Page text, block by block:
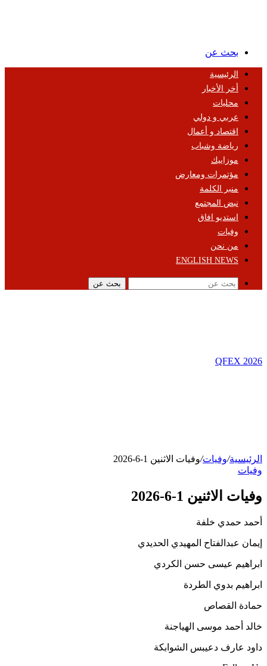
بحث عن
الرئيسية
أخر الأخبار
محليات
عربي و دولي
اقتصاد و أعمال
رياضة وشباب
موزاييك
مؤتمرات ومعارض
منبر الكلمة
نبض المجتمع
استديو افاق
وفيات
من نحن
ENGLISH NEWS
بحث عن
QFEX 2026
الرئيسية/وفيات/وفيات الاثنين 1-6-2026
وفيات
وفيات الاثنين 1-6-2026
أحمد حمدي خلفة
إيمان عبدالفتاح المهيدي الحديدي
ابراهيم عيسى حسن الكردي
ابراهيم بدوي الطردة
حمادة القصاص
خالد أحمد موسى الهياجنة
داود عارف دعيبس الشوابكة